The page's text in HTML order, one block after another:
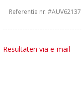
Referentie nr:#AUV62137
Resultaten via e-mail